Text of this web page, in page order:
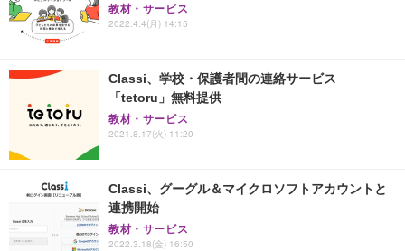
教材・サービス
2022.4.4(月) 14:15
Classi、学校・保護者間の連絡サービス
「tetoru」無料提供
教材・サービス
2021.8.17(火) 11:20
Classi、グーグル＆マイクロソフトアカウントと
連携開始
教材・サービス
2022.3.18(金) 16:50